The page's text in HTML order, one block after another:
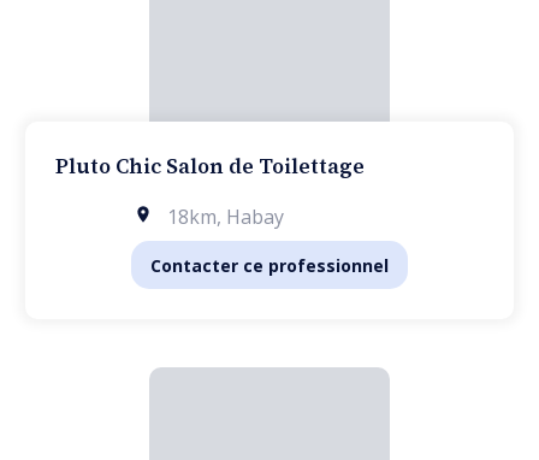
Pluto Chic Salon de Toilettage
18km, Habay
Contacter ce professionnel